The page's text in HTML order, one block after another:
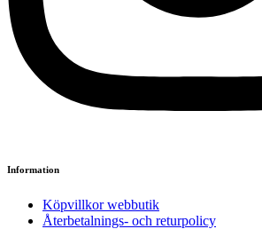
Information
Köpvillkor webbutik
Återbetalnings- och returpolicy